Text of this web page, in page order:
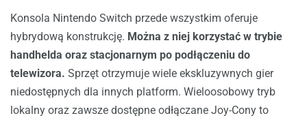
Konsola Nintendo Switch przede wszystkim oferuje
hybrydową konstrukcję. Można z niej korzystać w trybie
handhelda oraz stacjonarnym po podłączeniu do
telewizora. Sprzęt otrzymuje wiele ekskluzywnych gier
niedostępnych dla innych platform. Wieloosobowy tryb
lokalny oraz zawsze dostępne odłączane Joy-Cony to